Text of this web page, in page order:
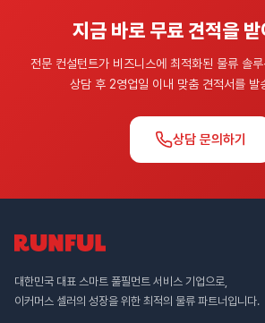
지금 바로 무료 견적을
전문 컨설턴트가 비즈니스에 최적화된 물류 솔
상담 후 2영업일 이내 맞춤 견적서를 발
상담 문의하기
대한민국 대표 스마트 풀필먼트 서비스 기업으로,
이커머스 셀러의 성장을 위한 최적의 물류 파트너입니다.